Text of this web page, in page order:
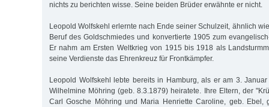
nichts zu berichten wisse. Seine beiden Brüder erwähnte er nicht.
Leopold Wolfskehl erlernte nach Ende seiner Schulzeit, ähnlich
Beruf des Goldschmiedes und konvertierte 1905 zum
Er nahm am Ersten Weltkrieg von 1915 bis 1918 als
seine Verdienste das Ehrenkreuz für Frontkämpfer.
Leopold Wolfskehl lebte bereits in Hamburg, als er am 3.
Wilhelmine Möhring (geb. 8.3.1879) heiratete. Ihre Eltern, der
Carl Gosche Möhring und Maria Henriette Caroline, geb. Ebel,